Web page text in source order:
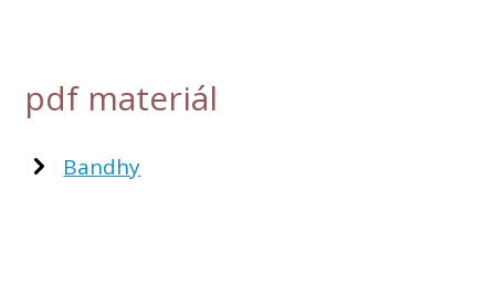
pdf materiál
Bandhy